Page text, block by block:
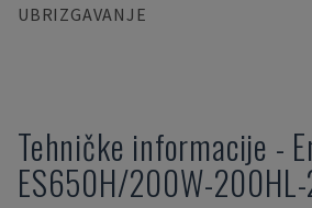
UBRIZGAVANJE
Tehničke informacije -
ES650H/200W-